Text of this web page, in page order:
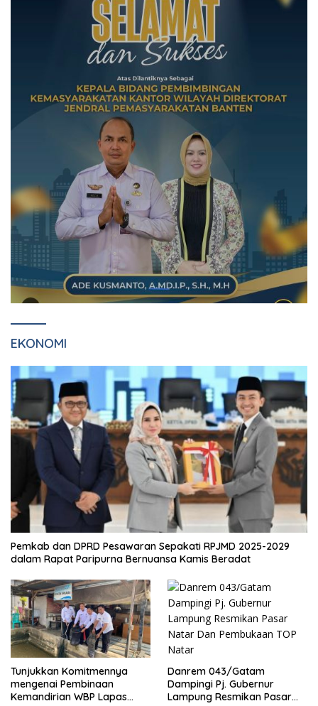
EKONOMI
Pemkab dan DPRD Pesawaran Sepakati RPJMD 2025-2029
dalam Rapat Paripurna Bernuansa Kamis Beradat
Tunjukkan Komitmennya
mengenai Pembinaan
Kemandirian WBP Lapas
Danrem 043/Gatam
Dampingi Pj. Gubernur
Lampung Resmikan Pasar